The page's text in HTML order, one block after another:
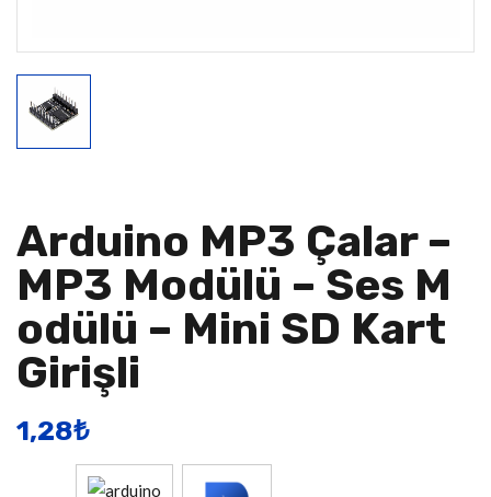
Arduino MP3 Çalar –
MP3 Modülü – Ses M
Odülü – Mini SD Kart
Girişli
1,28​₺